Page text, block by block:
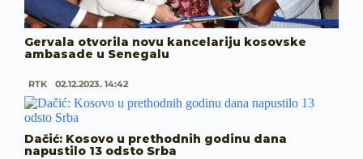
Gervala otvorila novu kancelariju kosovske
ambasade u Senegalu
RTK 02.12.2023. 14:42
Dačić: Kosovo u prethodnih godinu dana
napustilo 13 odsto Srba